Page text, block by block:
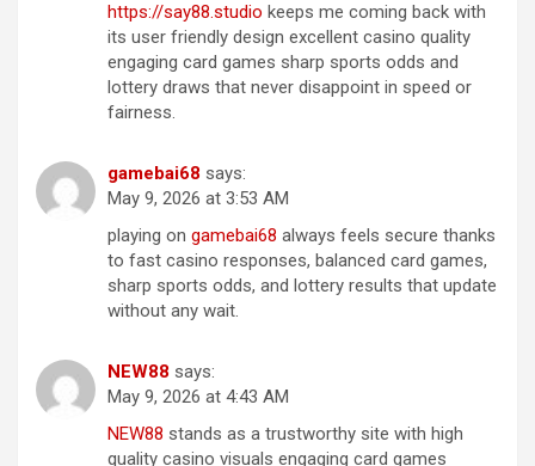
h​t​t​p​s​:​/​/s​a​y8​8.​studi​o keeps me coming back with
its user friendly design excellent casino quality
engaging card games sharp sports odds and
lottery draws that never disappoint in speed or
fairness.
g​a​m​e​ba​i68 says:
May 9, 2026 at 3:53 AM
playing on g​a​me​ba​i​6​8 always feels secure thanks
to fast casino responses, balanced card games,
sharp sports odds, and lottery results that update
without any wait.
N​E​W​88 says:
May 9, 2026 at 4:43 AM
NE​W​88 stands as a trustworthy site with high
quality casino visuals engaging card games